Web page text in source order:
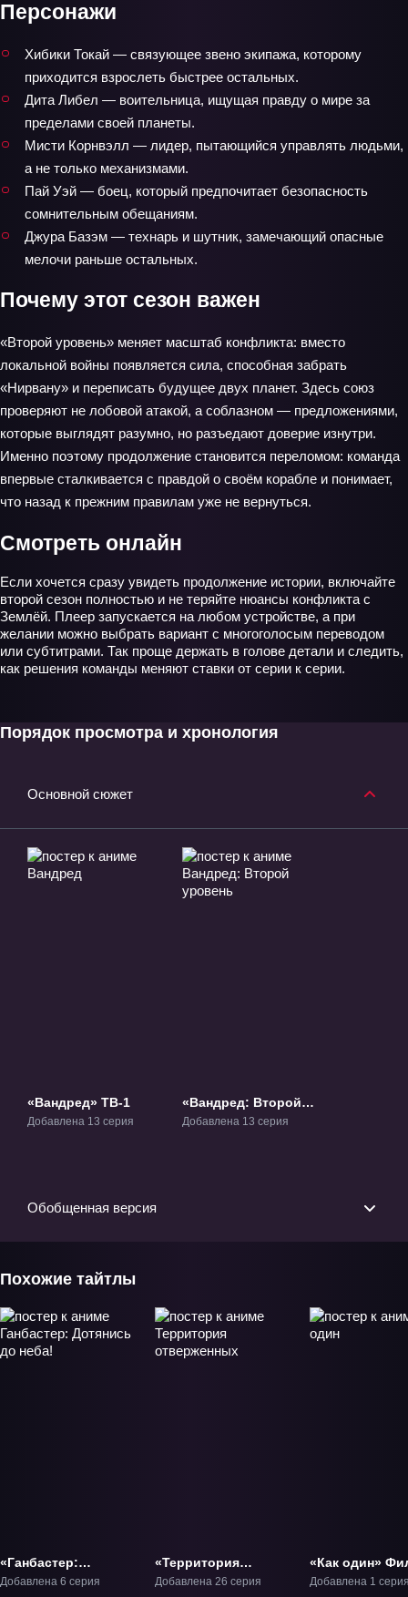
Персонажи
Хибики Токай — связующее звено экипажа, которому
приходится взрослеть быстрее остальных.
Дита Либел — воительница, ищущая правду о мире за
пределами своей планеты.
Мисти Корнвэлл — лидер, пытающийся управлять людьми,
а не только механизмами.
Пай Уэй — боец, который предпочитает безопасность
сомнительным обещаниям.
Джура Базэм — технарь и шутник, замечающий опасные
мелочи раньше остальных.
Почему этот сезон важен
«Второй уровень» меняет масштаб конфликта: вместо
локальной войны появляется сила, способная забрать
«Нирвану» и переписать будущее двух планет. Здесь союз
проверяют не лобовой атакой, а соблазном — предложениями,
которые выглядят разумно, но разъедают доверие изнутри.
Именно поэтому продолжение становится переломом: команда
впервые сталкивается с правдой о своём корабле и понимает,
что назад к прежним правилам уже не вернуться.
Смотреть онлайн
Если хочется сразу увидеть продолжение истории, включайте
второй сезон полностью и не теряйте нюансы конфликта с
Землёй. Плеер запускается на любом устройстве, а при
желании можно выбрать вариант с многоголосым переводом
или субтитрами. Так проще держать в голове детали и следить,
как решения команды меняют ставки от серии к серии.
Порядок просмотра и хронология
Основной сюжет
«Вандред» ТВ-1
Добавлена 13 серия
«Вандред: Второй
уровень» ТВ-2
Добавлена 13 серия
Обобщенная версия
Похожие тайтлы
«Ганбастер:
Дотянись до неба!»
Добавлена 6 серия
«Территория
отверженных» ТВ-1
Добавлена 26 серия
«Как один»
Добавлена 1